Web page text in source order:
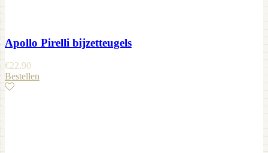
Apollo Pirelli bijzetteugels
€22,90
Bestellen